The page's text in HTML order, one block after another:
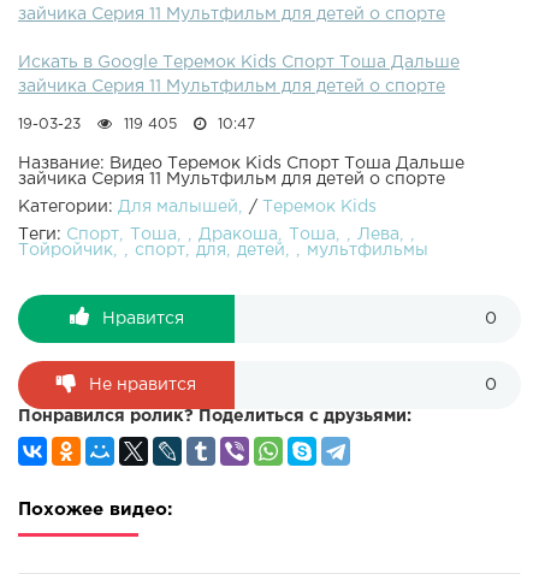
зайчика Серия 11 Мультфильм для детей о спорте
Искать в Google Теремок Kids Спорт Тоша Дальше
зайчика Серия 11 Мультфильм для детей о спорте
19-03-23 119 405 10:47
Название: Видео Теремок Kids Спорт Тоша Дальше
зайчика Серия 11 Мультфильм для детей о спорте
Категории: Для малышей /
Теремок Kids
Теги: Спорт Тоша Дракоша Тоша
Лева
Тойройчик
спорт для детей мультфильмы
Нравится 0
Не нравится 0
Понравился ролик? Поделиться с друзьями:
Похожее видео: